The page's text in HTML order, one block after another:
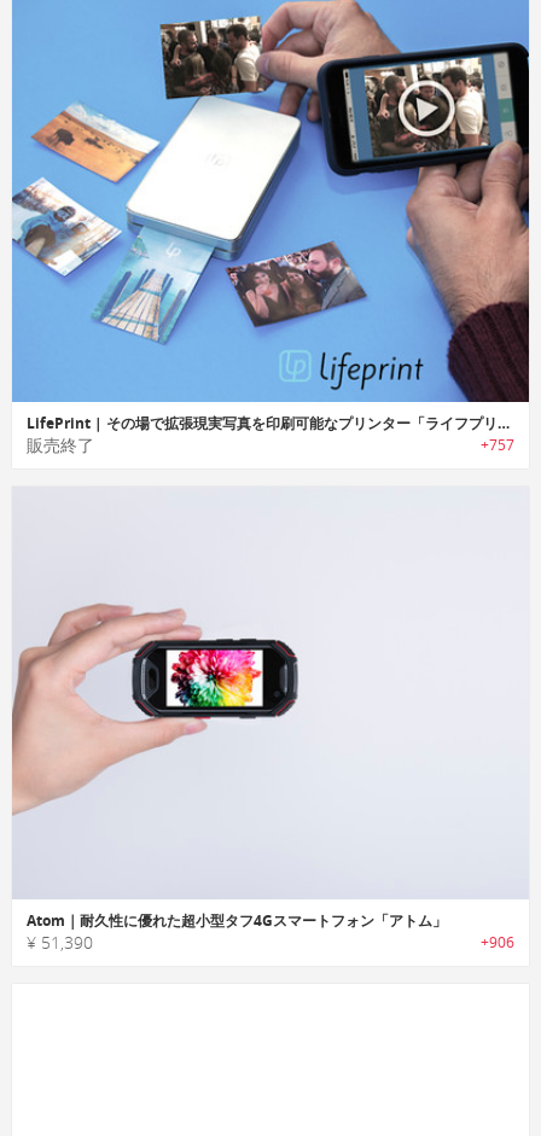
LifePrint | その場で拡張現実写真を印刷可能なプリンター「ライフプリント」
販売終了 +757
Atom｜耐久性に優れた超小型タフ4Gスマートフォン「アトム」
¥ 51,390 +906